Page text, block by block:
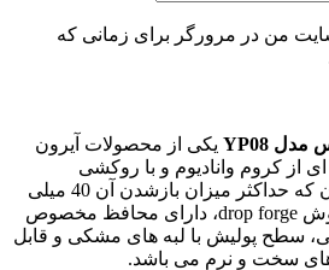
من در مرورگر برای زمانی که
یکی از محصولات آیرون
از کروم وانادیوم و با روکشی
پلاستیکی و با 200 گرم وزن که حداکثر میزان بازشدن آن 40 میلی
متر است، تولید شده به روش drop forge، دارای محافظ مخصوص
سطح پولیش با لبه های مشکی و قابل
های سخت و نرم می باشد.